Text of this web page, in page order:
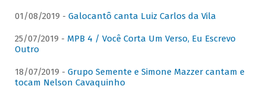
01/08/2019 - Galocantô canta Luiz Carlos da Vila
25/07/2019 - MPB 4 / Você Corta Um Verso, Eu Escrevo
Outro
18/07/2019 - Grupo Semente e Simone Mazzer cantam e
tocam Nelson Cavaquinho